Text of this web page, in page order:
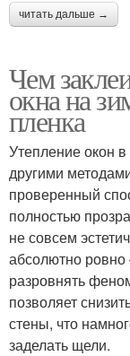
читать дальше →
Чем
окна на
пленка
Утепление окон
другими
проверенный
полностью
не совсем
абсолютно
разровнять
позволяет
стены, что
заделать щели.